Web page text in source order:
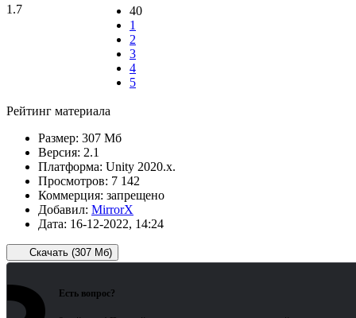
1.7
40
1
2
3
4
5
Рейтинг материала
Размер: 307 Мб
Версия: 2.1
Платформа: Unity 2020.x.
Просмотров: 7 142
Коммерция: запрещено
Добавил: MirrorX
Дата: 16-12-2022, 14:24
Скачать (307 Мб)
Есть вопрос?